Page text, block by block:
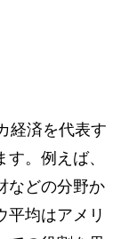
経済を代表す
。例えば、
などの分野か
平均はアメリ